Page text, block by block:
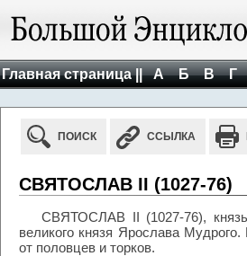
Главная страница || А Б В Г
ПОИСК ССЫЛКА
СВЯТОСЛАВ II (1027-76)
СВЯТОСЛАВ II (1027-76), князь
великого князя Ярослава
от половцев и торков.